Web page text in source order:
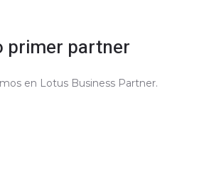
primer partner
en Lotus Business Partner.